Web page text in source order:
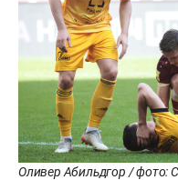
Оливер Абильдгор / фото: